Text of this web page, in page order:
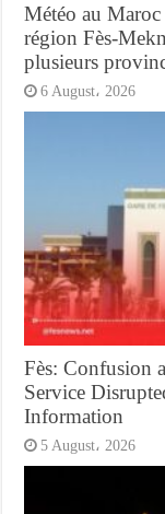
Météo au
région Fès-
plusieurs
6 August، 2026
Fès: Confusion
Service
Information
5 August، 2026